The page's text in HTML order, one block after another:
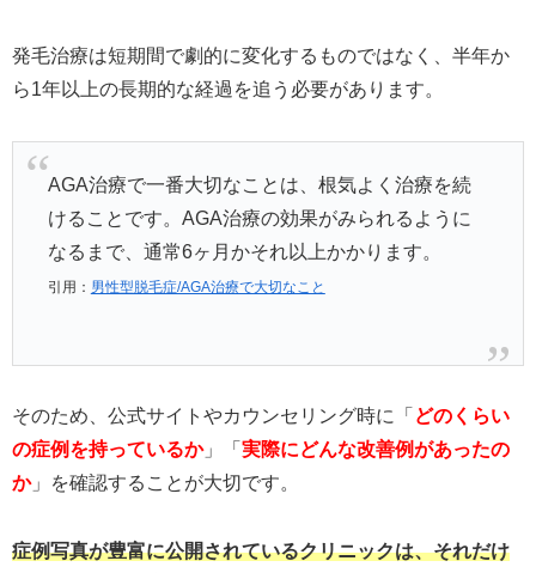
発毛治療は短期間で劇的に変化するものではなく、半年か
ら1年以上の長期的な経過を追う必要があります。
AGA治療で一番大切なことは、根気よく治療を続
けることです。AGA治療の効果がみられるように
なるまで、通常6ヶ月かそれ以上かかります。
引用： 男性型脱毛症/AGA治療で大切なこと
そのため、公式サイトやカウンセリング時に「 どのくらい
の症例を持っているか」「 実際にどんな改善例があったの
か」を確認することが大切です。
症例写真が豊富に公開されているクリニックは、それだけ